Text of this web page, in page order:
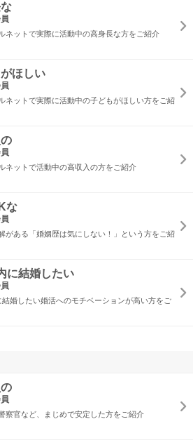
ネットで実際に活動中の高身長な方をご紹介
ほしい
ネットで実際に活動中の子どもがほしい方をご紹
ネットで活動中の高収入の方をご紹介
な
がある「婚姻歴は気にしない！」という方をご紹
に結婚したい
結婚したい婚活へのモチベーションが高い方をご
察官など、まじめで安定した方をご紹介